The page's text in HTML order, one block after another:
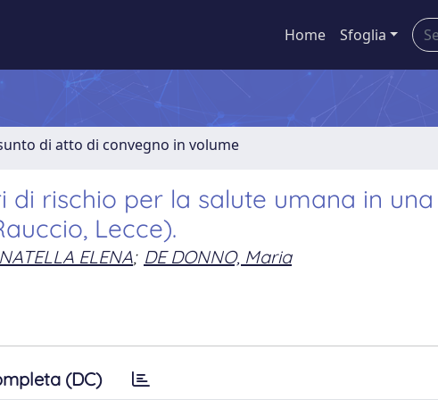
Home Sfoglia
di atto di convegno in volume
rischio per la salute umana in una
Lecce).
ELENA; DE DONNO, Maria
(DC)